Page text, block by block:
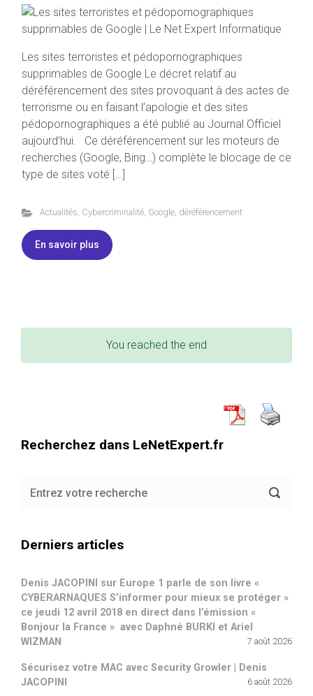
Les sites terroristes et pédopornographiques
supprimables de Google Le décret relatif au
déréférencement des sites provoquant à des actes de
terrorisme ou en faisant l’apologie et des sites
pédopornographiques a été publié au Journal Officiel
aujourd’hui. Ce déréférencement sur les moteurs de
recherches (Google, Bing…) complète le blocage de ce
type de sites voté […]
Actualités Cybercriminalité, Google, déréférencement
En savoir plus
You reached the end
Recherchez dans LeNetExpert.fr
Derniers articles
Denis JACOPINI sur Europe 1 parle de son livre «
CYBERARNAQUES S’informer pour mieux se protéger »
ce jeudi 12 avril 2018 en direct dans l’émission «
Bonjour la France » avec Daphné BURKI et Ariel
WIZMAN
7 août 2026
Sécurisez votre MAC avec Security Growler | Denis
JACOPINI
6 août 2026